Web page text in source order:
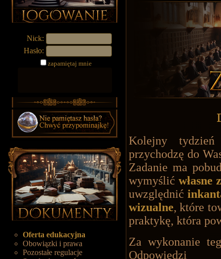
Nick:
Hasło:
zapamiętaj mnie
Oferta edukacyjna
Obowiązki i prawa
Pozostałe regulacje
Kolejny
przychodzę do
Zadanie ma
wymyślić własne
uwzględnić
wizualne, które
praktykę, która
Za wykonanie